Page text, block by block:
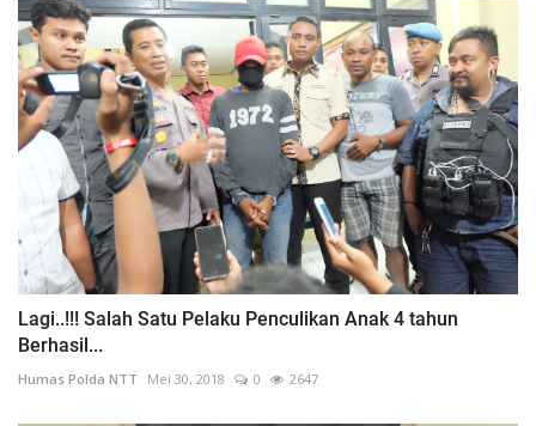
Lagi..!!! Salah Satu Pelaku Penculikan Anak 4 tahun
Berhasil...
Humas Polda NTT Mei 30, 2018 0 2647